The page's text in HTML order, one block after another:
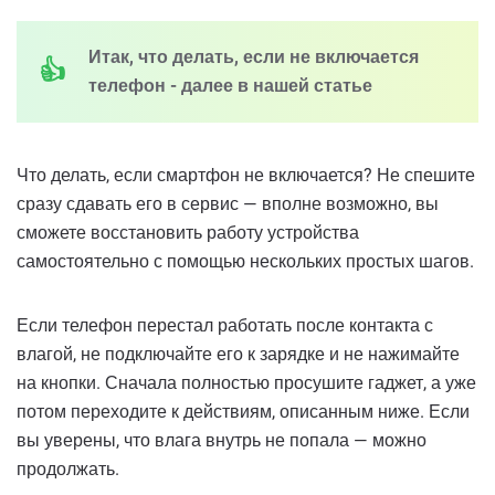
Итак, что делать, если не включается
телефон - далее в нашей статье
Что делать, если смартфон не включается? Не спешите
сразу сдавать его в сервис — вполне возможно, вы
сможете восстановить работу устройства
самостоятельно с помощью нескольких простых шагов.
Если телефон перестал работать после контакта с
влагой, не подключайте его к зарядке и не нажимайте
на кнопки. Сначала полностью просушите гаджет, а уже
потом переходите к действиям, описанным ниже. Если
вы уверены, что влага внутрь не попала — можно
продолжать.